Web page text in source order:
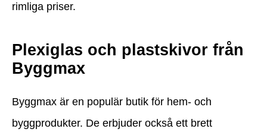
rimliga priser.
Plexiglas och plastskivor från
Byggmax
Byggmax är en populär butik för hem- och
byggprodukter. De erbjuder också ett brett